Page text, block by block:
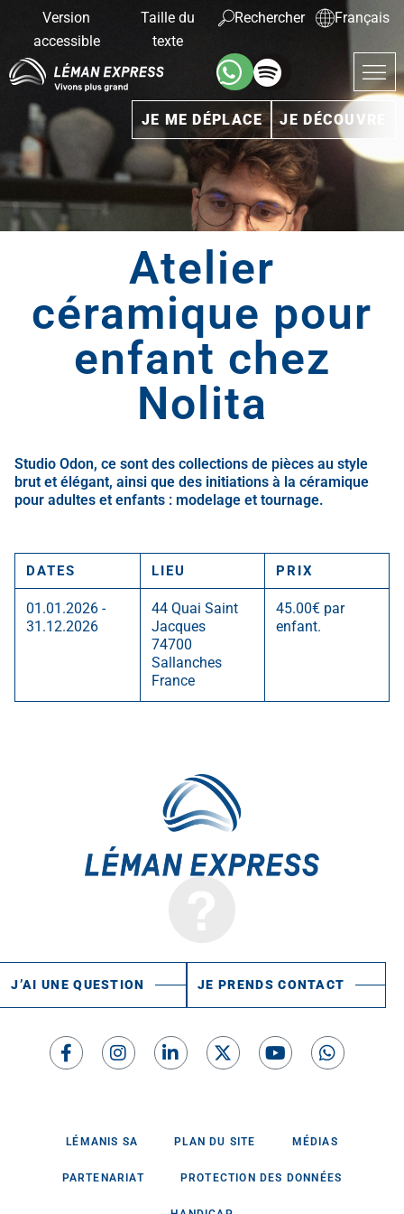
Version
accessible
Taille du
texte
Rechercher Français
JE ME DÉPLACE JE DÉCOUVRE
Atelier
céramique pour
enfant chez
Nolita
Studio Odon, ce sont des collections de pièces au style
brut et élégant, ainsi que des initiations à la céramique
pour adultes et enfants : modelage et tournage.
DATES
01.01.2026 -
31.12.2026
LIEU
44 Quai Saint
Jacques
74700
Sallanches
France
PRIX
45.00€ par
enfant.
J’AI UNE QUESTION JE PRENDS CONTACT
LÉMANIS SA PLAN DU SITE MÉDIAS
PARTENARIAT PROTECTION DES DONNÉES